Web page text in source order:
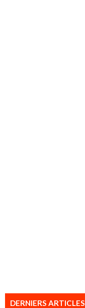
DERNIERS ARTICLES